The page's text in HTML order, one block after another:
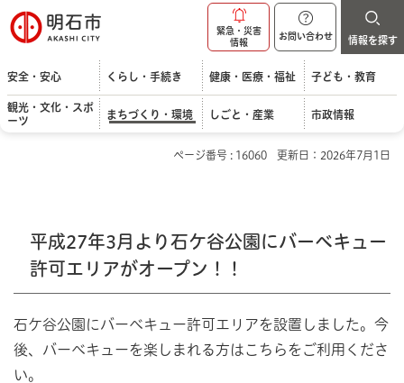
明石市
緊急・災害
情報
お問い合わせ 情報を探す
安全・安心 くらし・手続き 健康・医療・福祉 子ども・教育
観光・文化・スポ
ーツ
まちづくり・環境 しごと・産業 市政情報
ページ番号 : 16060 更新日：2026年7月1日
平成27年3月より石ケ谷公園にバーベキュー
許可エリアがオープン！！
石ケ谷公園にバーベキュー許可エリアを設置しました。今
後、バーベキューを楽しまれる方はこちらをご利用くださ
い。